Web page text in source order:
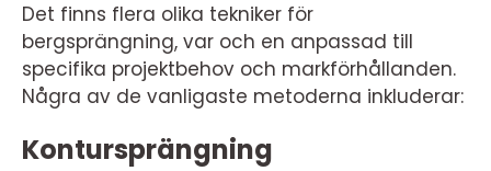
Det finns flera olika tekniker för
bergsprängning, var och en anpassad till
specifika projektbehov och markförhållanden.
Några av de vanligaste metoderna inkluderar:
Kontursprängning